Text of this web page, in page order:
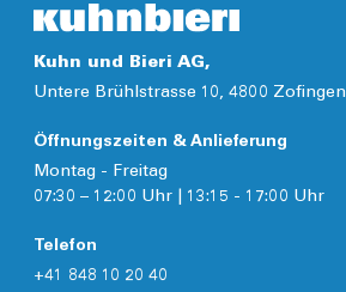
Kuhn und Bieri AG,
Untere Brühlstrasse 10, 4800 Zofingen
Öffnungszeiten & Anlieferung
Montag - Freitag
07:30 – 12:00 Uhr | 13:15 - 17:00 Uhr
Telefon
+41 848 10 20 40